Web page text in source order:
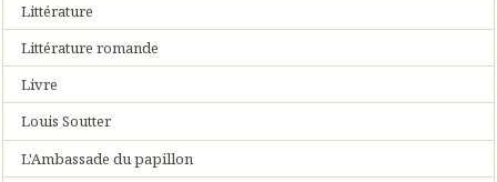
Littérature
Littérature romande
Livre
Louis Soutter
L'Ambassade du papillon